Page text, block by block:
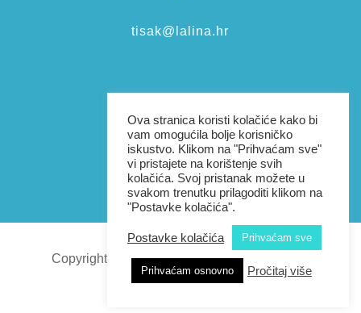
tisak@lalina.hr

+385976038801
Copyright 2026 | Sva prava pridržana |
dizajn
Ova stranica koristi kolačiće kako bi
vam omogućila bolje korisničko
iskustvo. Klikom na "Prihvaćam sve"
vi pristajete na korištenje svih
kolačića. Svoj pristanak možete u
svakom trenutku prilagoditi klikom na
"Postavke kolačića".
Postavke kolačića Prihvaćam sve
Prihvaćam osnovno Pročitaj više